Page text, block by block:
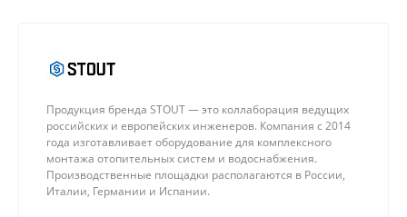
Продукция бренда STOUT — это коллаборация ведущих
российских и европейских инженеров. Компания с 2014
года изготавливает оборудование для комплексного
монтажа отопительных систем и водоснабжения.
Производственные площадки располагаются в России,
Италии, Германии и Испании.